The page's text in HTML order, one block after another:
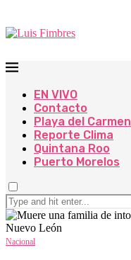
EN VIVO
Contacto
Playa del Carmen
Reporte Clima
Quintana Roo
Puerto Morelos
Nacional